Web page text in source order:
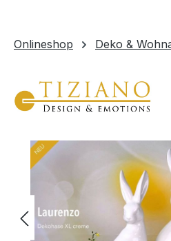
Onlineshop Deko &
Bildergalerie überspringen